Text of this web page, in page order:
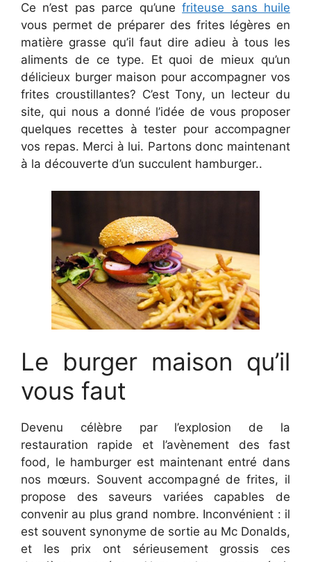
Ce n’est pas parce qu’unefriteuse sans huile
vous permet de préparer des frites légères en
matière grasse qu’il faut dire adieu à tous les
aliments de ce type. Et quoi de mieux qu’un
délicieux burger maison pour accompagner vos
frites croustillantes? C’est Tony, un lecteur du
site, qui nous a donné l’idée de vous proposer
quelques recettes à tester pour accompagner
vos repas. Merci à lui. Partons donc maintenant
à la découverte d’un succulent hamburger..
Le burger maison qu’il
vous faut
Devenu célèbre par l’explosion de la
restauration rapide et l’avènement des fast
food, le hamburger est maintenant entré dans
nos mœurs. Souvent accompagné de frites, il
propose des saveurs variées capables de
convenir au plus grand nombre. Inconvénient : il
est souvent synonyme de sortie au Mc Donalds,
et les prix ont sérieusement grossis ces